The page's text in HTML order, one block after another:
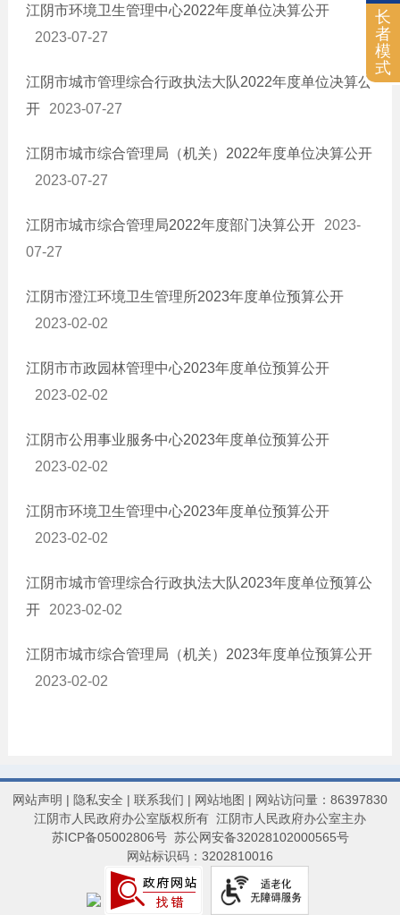
江阴市环境卫生管理中心2022年度单位决算公开
2023-07-27
江阴市城市管理综合行政执法大队2022年度单位决算公
开
2023-07-27
江阴市城市综合管理局（机关）2022年度单位决算公开
2023-07-27
江阴市城市综合管理局2022年度部门决算公开
2023-
07-27
江阴市澄江环境卫生管理所2023年度单位预算公开
2023-02-02
江阴市市政园林管理中心2023年度单位预算公开
2023-02-02
江阴市公用事业服务中心2023年度单位预算公开
2023-02-02
江阴市环境卫生管理中心2023年度单位预算公开
2023-02-02
江阴市城市管理综合行政执法大队2023年度单位预算公
开
2023-02-02
江阴市城市综合管理局（机关）2023年度单位预算公开
2023-02-02
网站声明 | 隐私安全 | 联系我们 | 网站地图 | 网站访问量：86397830
江阴市人民政府办公室版权所有 江阴市人民政府办公室主办
苏ICP备05002806号 苏公网安备32028102000565号
网站标识码：3202810016
长
者
模
式